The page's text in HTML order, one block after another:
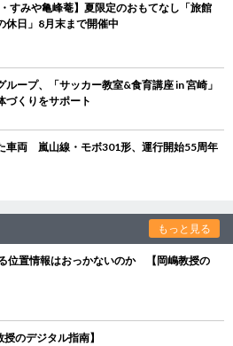
・すみや亀峰菴】夏限定のおもてなし「旅館
休日」8月末まで開催中
ープ、「サッカー教室&食育講座 in 宮崎」
くりをサポート
車両 嵐山線・モボ301形、運行開始55周年
もっと見る
位置情報はおっかないのか 【岡嶋教授の
のデジタル指南】